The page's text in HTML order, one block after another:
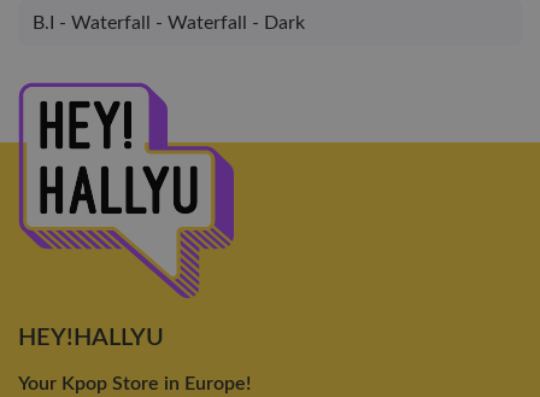
B.I - Waterfall - Waterfall - Dark
HEY!HALLYU
Your Kpop Store in Europe!